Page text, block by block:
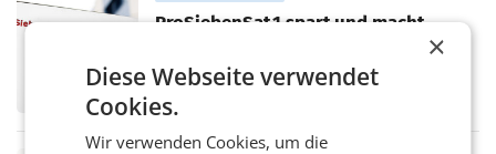
ProSiebenSat.1 spart und macht
Fernsehkonzern ProSiebenSat.1 hat im
Frühjahr dank Kostensenkungen operativ
wieder Gewinn gemacht und die
Markterwartung deutlich übertroffen.
×
Diese Webseite verwendet
Cookies.
Wir verwenden Cookies, um die